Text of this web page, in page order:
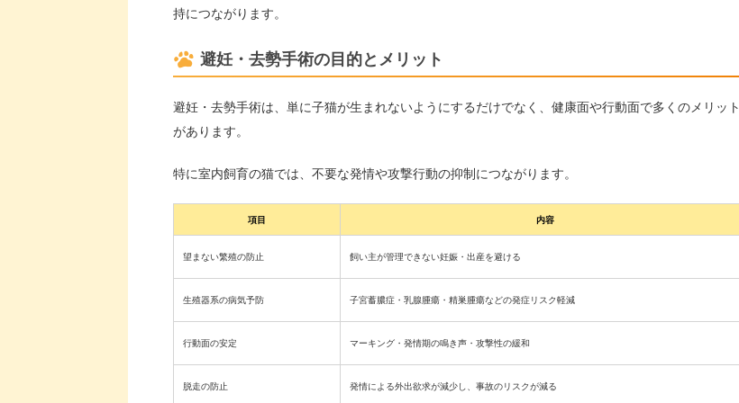
持につながります。
避妊・去勢手術の目的とメリット
避妊・去勢手術は、単に子猫が生まれないようにするだけでなく、健康面や行動面で多くのメリット
があります。
特に室内飼育の猫では、不要な発情や攻撃行動の抑制につながります。
項目 内容
望まない繁殖の防止 飼い主が管理できない妊娠・出産を避ける
生殖器系の病気予防 子宮蓄膿症・乳腺腫瘍・精巣腫瘍などの発症リスク軽減
行動面の安定 マーキング・発情期の鳴き声・攻撃性の緩和
脱走の防止 発情による外出欲求が減少し、事故のリスクが減る